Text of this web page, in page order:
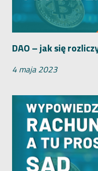
DAO – jak się
4 maja 2023